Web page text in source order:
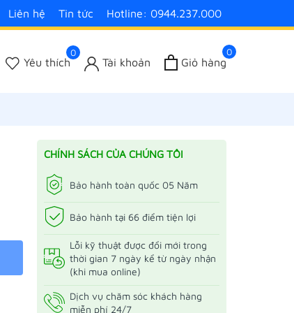
Liên hệ Tin tức Hotline: 0944.237.000
0
Yêu thích Tài khoản
0
Giỏ hàng
CHÍNH SÁCH CỦA CHÚNG TÔI
Bảo hành toàn quốc 05 Năm
Bảo hành tại 66 điểm tiện lợi
Lỗi kỹ thuật được đổi mới trong
thời gian 7 ngày kể từ ngày nhận
(khi mua online)
Dịch vụ chăm sóc khách hàng
miễn phí 24/7